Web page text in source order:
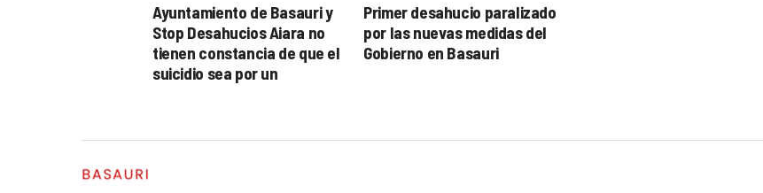
Ayuntamiento de Basauri y
Stop Desahucios Aiara no
tienen constancia de que el
suicidio sea por un
Primer desahucio paralizado
por las nuevas medidas del
Gobierno en Basauri
BASAURI